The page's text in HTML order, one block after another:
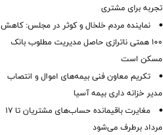
تجربه برای مشتری
نماینده مردم خلخال و کوثر در مجلس: کاهش
۱۰۰ همتی ناترازی حاصل مدیریت مطلوب بانک
مسکن است
تکریم معاون فنی بیمه‌های اموال و انتصاب
مدیر خزانه داری بیمه آسیا
مغایرت‌ باقیمانده حساب‌های مشتریان تا ۱۷
مرداد برطرف می‌شود